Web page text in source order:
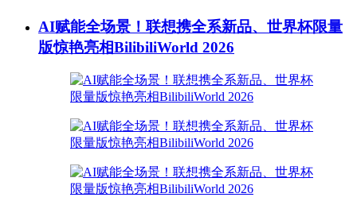
AI赋能全场景！联想携全系新品、世界杯限量
版惊艳亮相BilibiliWorld 2026